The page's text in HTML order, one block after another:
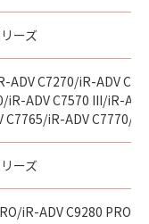
ーズ
ADV C7270/iR-ADV
iR-ADV C7570 III/iR-
C7765/iR-ADV C7770/
ーズ
iR-ADV C9280 PRO